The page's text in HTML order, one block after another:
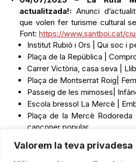
Valorem la teva privadesa
Font: https://www.santboi.cat/
Institut Rubió i Ors | Qui soc i
Plaça de la República |
Carrer Victòria, casa seva |
Plaça de Montserrat Roig|
Passeig de les mimoses|
Escola bressol La Mercè |
Plaça de la Mercè Rodoreda
cançoner popular
Jardins de Maria-Mercè
El novè punt: itinerant entre
Una cambra pròpia |